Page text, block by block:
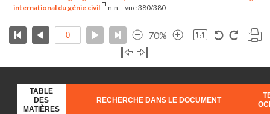
international du génie civil
n.n. - vue 380/380
70%
TABLE
DES
MATIÈRES
RECHERCHE DANS LE DOCUMENT